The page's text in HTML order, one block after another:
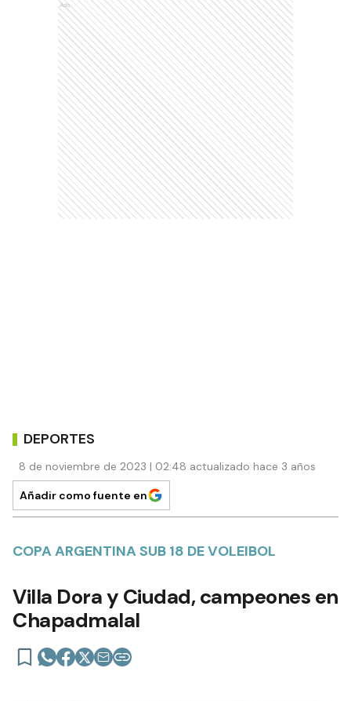
Ads
DEPORTES
8 de noviembre de 2023 | 02:48 actualizado hace 3 años
Añadir como fuente en
COPA ARGENTINA SUB 18 DE VOLEIBOL
Villa Dora y Ciudad, campeones en
Chapadmalal